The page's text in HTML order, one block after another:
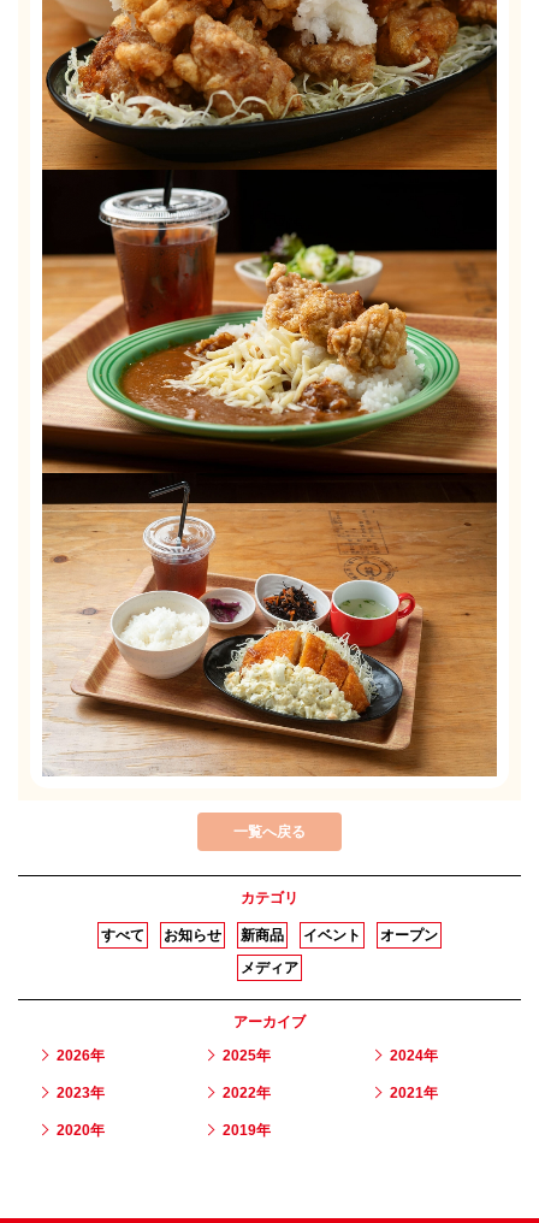
一覧へ戻る
カテゴリ
すべて お知らせ 新商品 イベント
オープン
メディア
アーカイブ
2026年
2025年 2024年
2023年 2022年 2021年
2020年 2019年